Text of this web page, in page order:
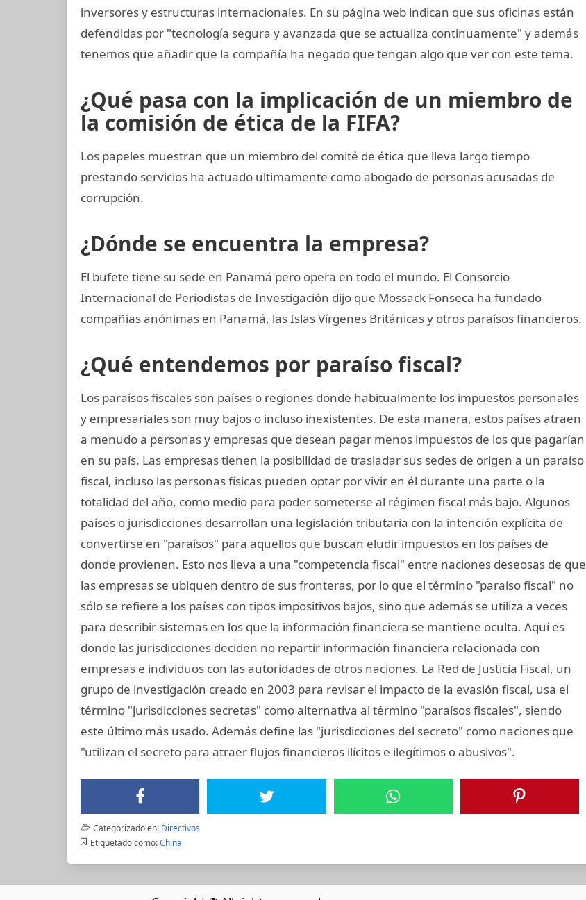
inversores y estructuras internacionales. En su página web indican que sus oficinas están
defendidas por "tecnología segura y avanzada que se actualiza continuamente" y además
tenemos que añadir que la compañía ha negado que tengan algo que ver con este tema.
¿Qué pasa con la implicación de un miembro de
la comisión de ética de la FIFA?
Los papeles muestran que un miembro del comité de ética que lleva largo tiempo
prestando servicios ha actuado ultimamente como abogado de personas acusadas de
corrupción.
¿Dónde se encuentra la empresa?
El bufete tiene su sede en Panamá pero opera en todo el mundo. El Consorcio
Internacional de Periodistas de Investigación dijo que Mossack Fonseca ha fundado
compañías anónimas en Panamá, las Islas Vírgenes Británicas y otros paraísos financieros.
¿Qué entendemos por paraíso fiscal?
Los paraísos fiscales son países o regiones donde habitualmente los impuestos personales
y empresariales son muy bajos o incluso inexistentes. De esta manera, estos países atraen
a menudo a personas y empresas que desean pagar menos impuestos de los que pagarían
en su país. Las empresas tienen la posibilidad de trasladar sus sedes de origen a un paraíso
fiscal, incluso las personas físicas pueden optar por vivir en él durante una parte o la
totalidad del año, como medio para poder someterse al régimen fiscal más bajo. Algunos
países o jurisdicciones desarrollan una legislación tributaria con la intención explícita de
convertirse en "paraísos" para aquellos que buscan eludir impuestos en los países de
donde provienen. Esto nos lleva a una "competencia fiscal" entre naciones deseosas de que
las empresas se ubiquen dentro de sus fronteras, por lo que el término "paraíso fiscal" no
sólo se refiere a los países con tipos impositivos bajos, sino que además se utiliza a veces
para describir sistemas en los que la información financiera se mantiene oculta. Aquí es
donde las jurisdicciones deciden no repartir información financiera relacionada con
empresas e individuos con las autoridades de otros naciones. La Red de Justicia Fiscal, un
grupo de investigación creado en 2003 para revisar el impacto de la evasión fiscal, usa el
término "jurisdicciones secretas" como alternativa al término "paraísos fiscales", siendo
este último más usado. Además define las "jurisdicciones del secreto" como naciones que
"utilizan el secreto para atraer flujos financieros ilícitos e ilegítimos o abusivos".
Categorizado en: Directivos
Etiquetado como: China